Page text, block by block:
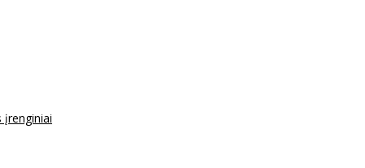
įrenginiai